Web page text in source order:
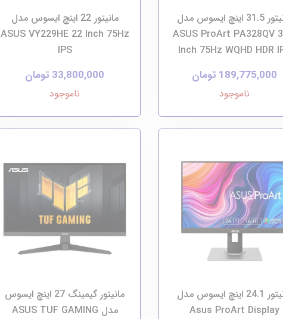
مانیتور 31.5 اینچ ایسوس مدل
ASUS ProArt PA328QV
Inch 75Hz WQHD HDR
189,775,000 تومان
ناموجود
مانیتور 22 اینچ ایسوس مدل
ASUS VY229HE 22 Inch 75Hz
IPS
33,800,000 تومان
ناموجود
مانیتور 24.1 اینچ ایسوس مدل
Asus ProArt Display
مانیتور گیمینگ 27 اینچ ایسوس
مدل ASUS TUF GAMING